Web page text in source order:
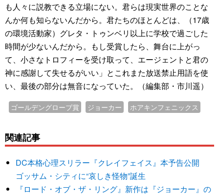
も人々に説教できる立場にない。君らは現実世界のことな
んか何も知らないんだから。君たちのほとんどは、（17歳
の環境活動家）グレタ・トゥンベリ以上に学校で過ごした
時間が少ないんだから。もし受賞したら、舞台に上がっ
て、小さなトロフィーを受け取って、エージェントと君の
神に感謝して失せるがいい」とこれまた放送禁止用語を使
い、最後の部分は無音になっていた。（編集部・市川遥）
ゴールデングローブ賞 ジョーカー ホアキンフェニックス
関連記事
DC本格心理スリラー『クレイフェイス』本予告公開
ゴッサム・シティに“哀しき怪物”誕生
『ロード・オブ・ザ・リング』新作は『ジョーカー』の